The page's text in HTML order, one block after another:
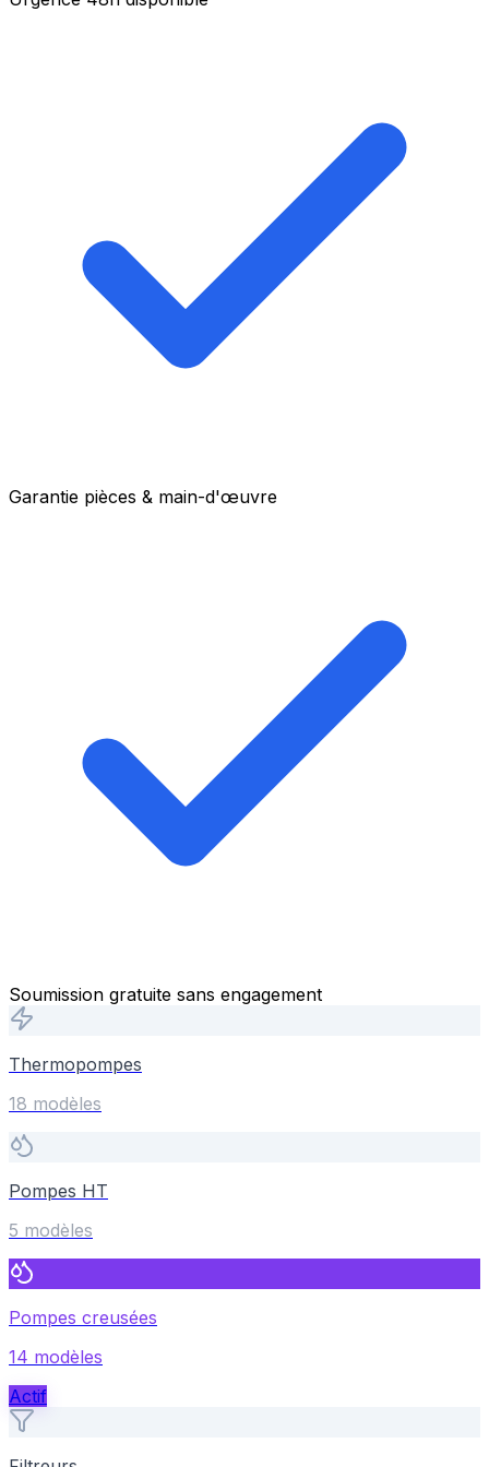
Garantie pièces & main-d'œuvre
Soumission gratuite sans engagement
Thermopompes
18 modèles
Pompes HT
5 modèles
Pompes creusées
14 modèles
Actif